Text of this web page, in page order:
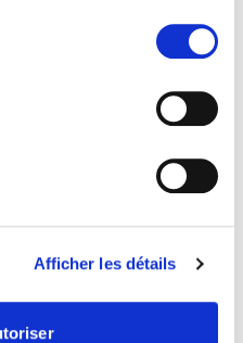
Afficher les détails